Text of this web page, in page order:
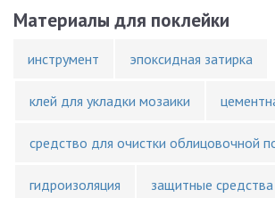
Материалы для поклейки
инструмент эпоксидная затирка
клей для укладки мозаики
средство для очистки облицовочной
гидроизоляция защитные средства